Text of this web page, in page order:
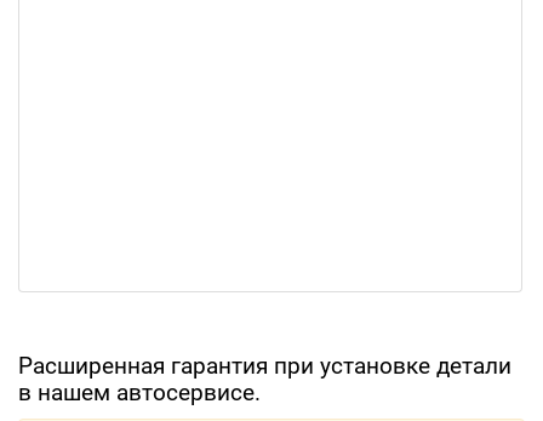
Расширенная гарантия при установке детали
в нашем автосервисе.